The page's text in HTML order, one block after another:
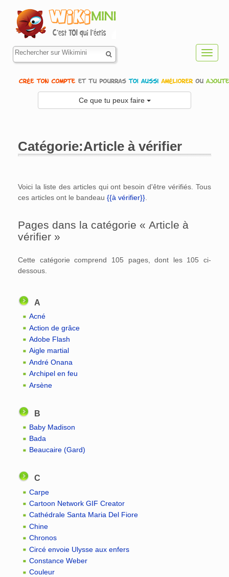
Ce que tu peux faire
Catégorie:Article à vérifier
Voici la liste des articles qui ont besoin d'être vérifiés. Tous
ces articles ont le bandeau {{à vérifier}}
Pages dans la catégorie « Article à
vérifier »
Cette catégorie comprend 105 pages, dont les 105 ci-
dessous.
A
Acné
Action de grâce
Adobe Flash
Aigle martial
André Onana
Archipel en feu
Arsène
B
Baby Madison
Bada
Beaucaire (Gard)
C
Carpe
Cartoon Network GIF Creator
Cathédrale Santa Maria Del Fiore
Chine
Chronos
Circé envoie Ulysse aux enfers
Constance Weber
Couleur